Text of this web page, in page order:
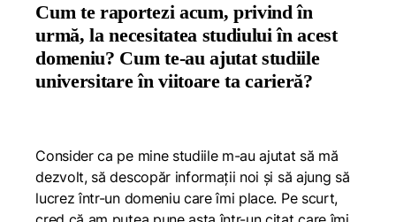
Cum te raportezi acum, privind în
urmă, la necesitatea studiului în acest
domeniu? Cum te-au ajutat studiile
universitare în viitoare ta carieră?
Consider ca pe mine studiile m-au ajutat să mă
dezvolt, să descopăr informații noi și să ajung să
lucrez într-un domeniu care îmi place. Pe scurt,